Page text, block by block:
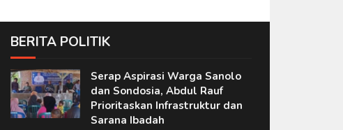
BERITA POLITIK
Serap Aspirasi Warga Sanolo
dan Sondosia, Abdul Rauf
Prioritaskan Infrastruktur dan
Sarana Ibadah